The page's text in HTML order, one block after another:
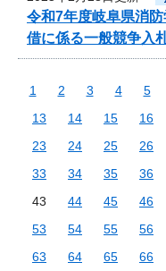
令和7年度岐阜県消
借に係る一般競争入
1 2 3 4 5
13
14 15 16
23
24 25 26
33
34 35 36
43
44 45 46
53
54 55 56
63
64 65 66